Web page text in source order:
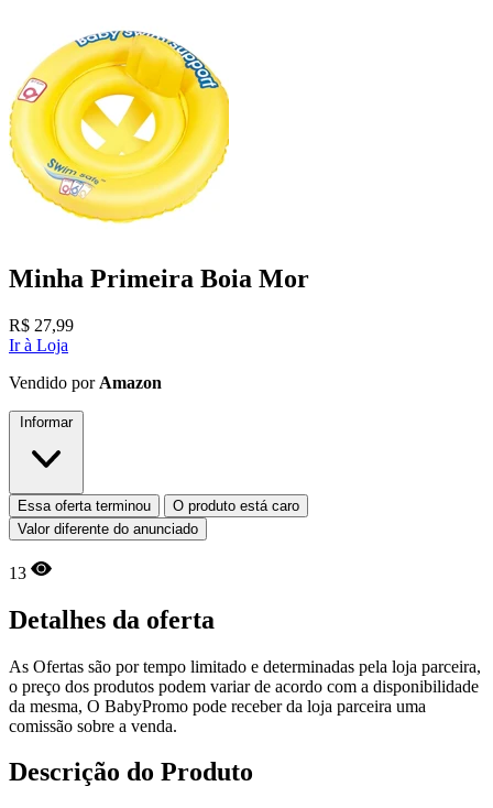
Minha Primeira Boia Mor
R$ 27,99
Ir à Loja
Vendido por Amazon
Informar
Essa oferta terminou
O produto está caro
Valor diferente do anunciado
13
Detalhes da oferta
As Ofertas são por tempo limitado e determinadas pela loja parceira,
o preço dos produtos podem variar de acordo com a disponibilidade
da mesma, O BabyPromo pode receber da loja parceira uma
comissão sobre a venda.
Descrição do Produto